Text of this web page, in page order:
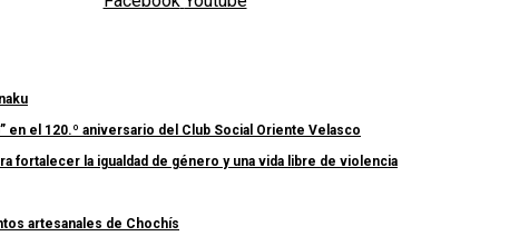
en el 120.º aniversario del Club Social Oriente Velasco
fortalecer la igualdad de género y una vida libre de violencia
artesanales de Chochís